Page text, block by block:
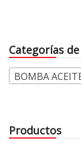
Categorías
BOMBA
Productos